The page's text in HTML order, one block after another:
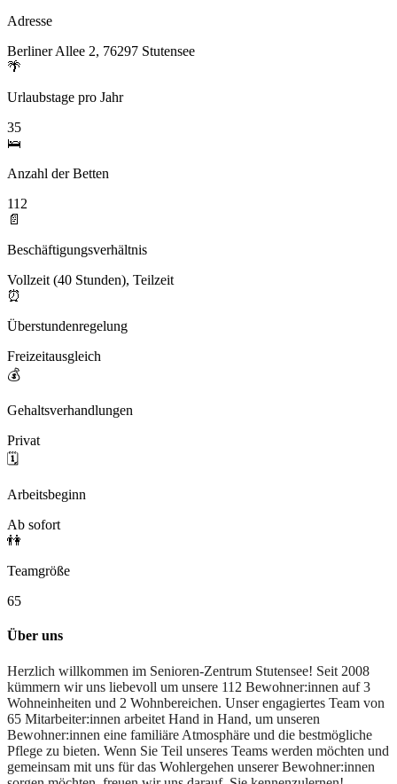
Adresse
Berliner Allee 2, 76297 Stutensee
🌴
Urlaubstage pro Jahr
35
🛌
Anzahl der Betten
112
📄
Beschäftigungsverhältnis
Vollzeit (40 Stunden), Teilzeit
⏰
Überstundenregelung
Freizeitausgleich
💰
Gehaltsverhandlungen
Privat
🗓️
Arbeitsbeginn
Ab sofort
👫
Teamgröße
65
Über uns
Herzlich willkommen im Senioren-Zentrum Stutensee! Seit 2008
kümmern wir uns liebevoll um unsere 112 Bewohner:innen auf 3
Wohneinheiten und 2 Wohnbereichen. Unser engagiertes Team von
65 Mitarbeiter:innen arbeitet Hand in Hand, um unseren
Bewohner:innen eine familiäre Atmosphäre und die bestmögliche
Pflege zu bieten. Wenn Sie Teil unseres Teams werden möchten und
gemeinsam mit uns für das Wohlergehen unserer Bewohner:innen